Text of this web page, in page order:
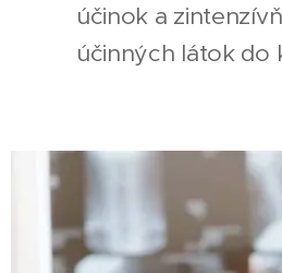
účinok a
účinných látok do